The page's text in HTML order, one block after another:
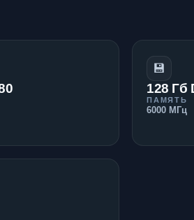
💾
128 Гб
ПАМЯТЬ
6000 МГц